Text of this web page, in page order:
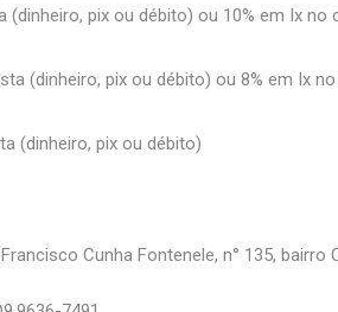
(dinheiro, pix ou débito) ou 10% em Ix no
(dinheiro, pix ou débito) ou 8% em Ix
(dinheiro, pix ou débito)
Cunha Fontenele, n° 135, bairro